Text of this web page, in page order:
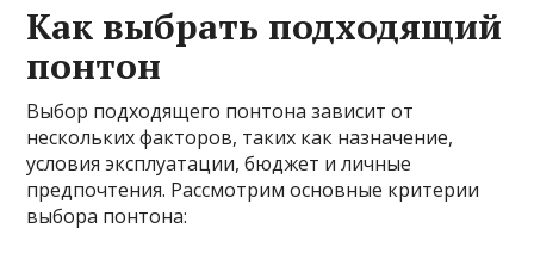
Как выбрать подходящий
понтон
Выбор подходящего понтона зависит от
нескольких факторов, таких как назначение,
условия эксплуатации, бюджет и личные
предпочтения. Рассмотрим основные критерии
выбора понтона: